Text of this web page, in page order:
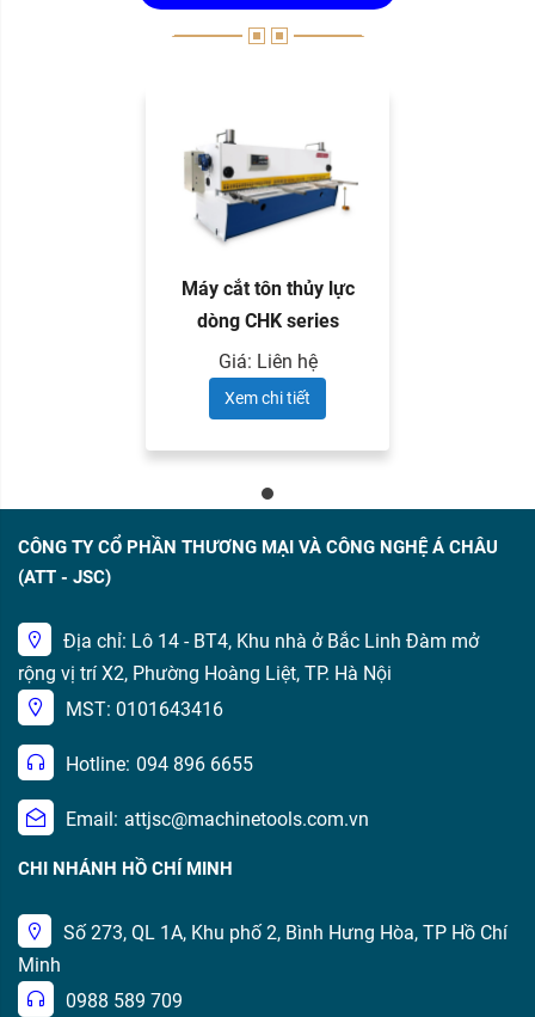
Máy cắt tôn thủy lực
dòng CHK series
Giá: Liên hệ
Xem chi tiết
CÔNG TY CỔ PHẦN THƯƠNG MẠI VÀ CÔNG NGHỆ Á CHÂU
(ATT - JSC)
Địa chỉ: Lô 14 - BT4, Khu nhà ở Bắc Linh Đàm mở
rộng vị trí X2, Phường Hoàng Liệt, TP. Hà Nội
MST: 0101643416
Hotline: 094 896 6655
Email: attjsc@machinetools.com.vn
CHI NHÁNH HỒ CHÍ MINH
Số 273, QL 1A, Khu phố 2, Bình Hưng Hòa, TP Hồ Chí
Minh
0988 589 709